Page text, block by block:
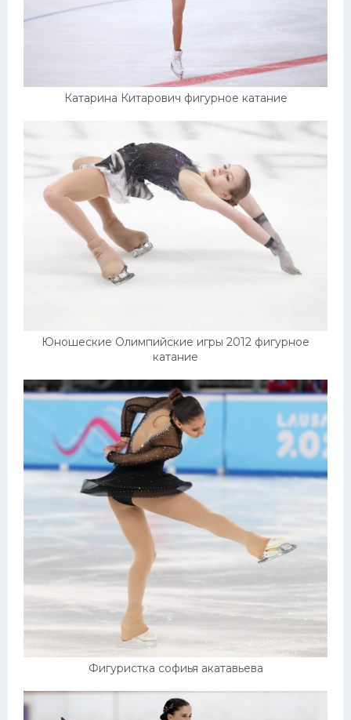
Катарина Китарович фигурное катание
Юношеские Олимпийские игры 2012 фигурное
катание
Фигуристка софиья акатавьева